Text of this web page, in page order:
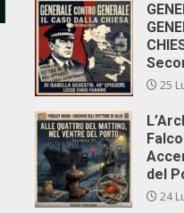
25
del
24